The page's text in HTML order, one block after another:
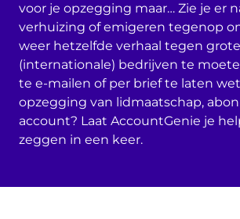
voor je opzegging maar… Zie je er
verhuizing of emigeren tegenop
weer hetzelfde verhaal tegen
(internationale) bedrijven te
te e-mailen of per brief te laten
opzegging van lidmaatschap,
account? Laat AccountGenie je
zeggen in een keer.